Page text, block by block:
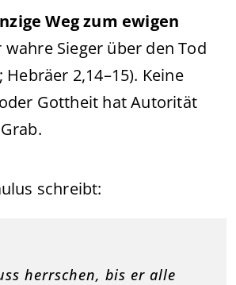
Weg zum ewigen
wahre Sieger über den Tod
Hebräer 2,14–15). Keine
Gottheit hat Autorität
schreibt:
herrschen, bis er alle